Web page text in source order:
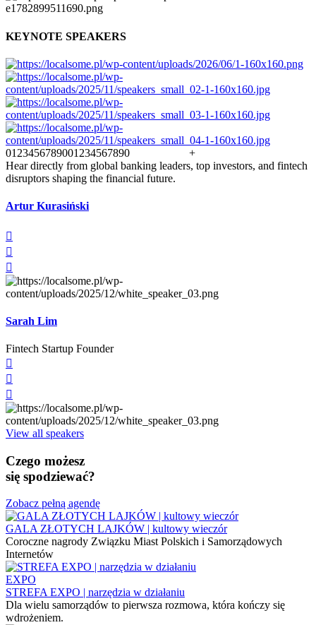
KEYNOTE SPEAKERS
01 23456789001 234567890
+
Hear directly from global banking leaders, top investors, and fintech
disruptors shaping the financial future.
Artur Kurasiński
Sarah Lim
Fintech Startup Founder
View all speakers
Czego możesz
się spodziewać?
Zobacz pełną agendę
GALA ZŁOTYCH LAJKÓW | kultowy wieczór
Coroczne nagrody Związku Miast Polskich i Samorządowych
Internetów
EXPO
STREFA EXPO | narzędzia w działaniu
Dla wielu samorządów to pierwsza rozmowa, która kończy się
wdrożeniem.